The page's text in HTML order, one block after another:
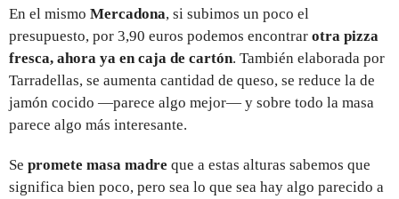
En el mismo Mercadona, si subimos un poco el
presupuesto, por 3,90 euros podemos encontrar otra pizza
fresca, ahora ya en caja de cartón. También elaborada por
Tarradellas, se aumenta cantidad de queso, se reduce la de
jamón cocido —parece algo mejor— y sobre todo la masa
parece algo más interesante.
Se promete masa madre que a estas alturas sabemos que
significa bien poco, pero sea lo que sea hay algo parecido a